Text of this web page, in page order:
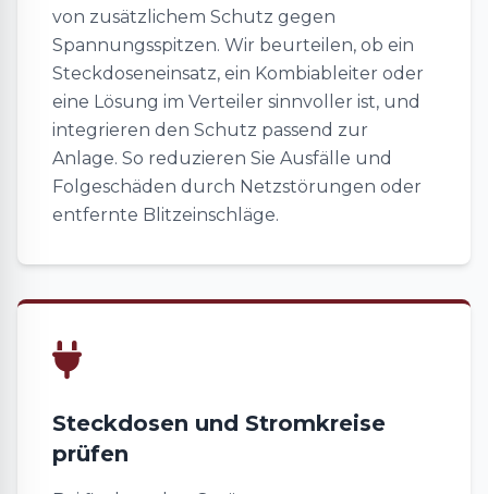
von zusätzlichem Schutz gegen
Spannungsspitzen. Wir beurteilen, ob ein
Steckdoseneinsatz, ein Kombiableiter oder
eine Lösung im Verteiler sinnvoller ist, und
integrieren den Schutz passend zur
Anlage. So reduzieren Sie Ausfälle und
Folgeschäden durch Netzstörungen oder
entfernte Blitzeinschläge.
Steckdosen und Stromkreise
prüfen